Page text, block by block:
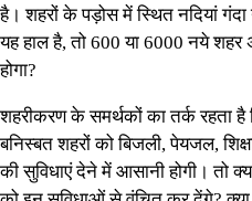
है। शहरों के पड़ोस में स्थित नदियां गंदा
यह हाल है, तो 600 या 6000 नये
होगा?
शहरीकरण के समर्थकों का तर्क रहता है
बनिस्बत शहरों को बिजली, पेयजल,
की सुविधाएं देने में आसानी होगी। तो